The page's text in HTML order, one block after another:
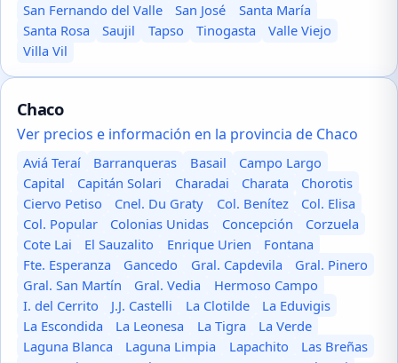
San Fernando del Valle
San José
Santa María
Santa Rosa
Saujil Tapso Tinogasta
Valle Viejo
Villa Vil
Chaco
Ver precios e información en la provincia de Chaco
Aviá Teraí Barranqueras Basail
Campo Largo
Capital
Capitán Solari Charadai Charata
Chorotis
Ciervo Petiso
Cnel. Du Graty Col. Benítez
Col. Elisa
Col. Popular
Colonias Unidas Concepción
Corzuela
Cote Lai
El Sauzalito Enrique Urien
Fontana
Fte. Esperanza
Gancedo Gral. Capdevila
Gral. Pinero
Gral. San Martín
Gral. Vedia
Hermoso Campo
I. del Cerrito
J.J. Castelli La Clotilde
La Eduvigis
La Escondida
La Leonesa La Tigra
La Verde
Laguna Blanca
Laguna Limpia Lapachito
Las Breñas